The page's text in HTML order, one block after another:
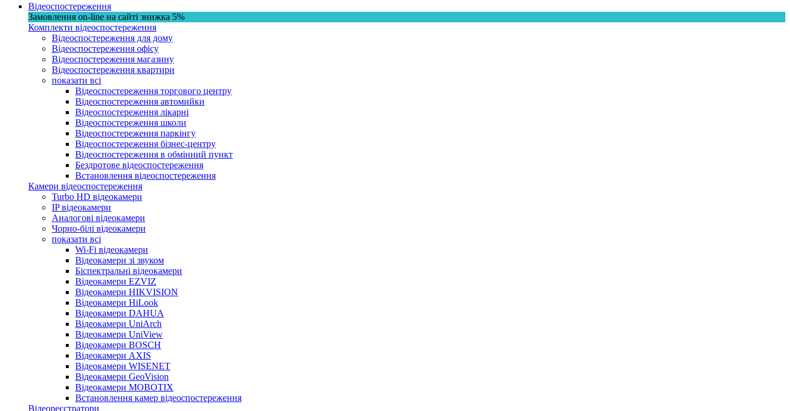
Відеоспостереження
Замовлення on-line на сайті знижка 5%
Комплекти відеоспостереження
Відеоспостереження для дому
Відеоспостереження офісу
Відеоспостереження магазину
Відеоспостереження квартири
показати всі
Відеоспостереження торгового центру
Відеоспостереження автомийки
Відеоспостереження лікарні
Відеоспостереження школи
Відеоспостереження паркінгу
Відеоспостереження бізнес-центру
Відеоспостереження в обмінний пункт
Бездротове відеоспостереження
Встановлення відеоспостереження
Камери відеоспостереження
Turbo HD відеокамери
IP відеокамери
Аналогові відеокамери
Чорно-білі відеокамери
показати всі
Wi-Fi відеокамери
Відеокамери зі звуком
Біспектральні відеокамери
Відеокамери EZVIZ
Відеокамери HIKVISION
Відеокамери HiLook
Відеокамери DAHUA
Відеокамери UniArch
Відеокамери UniView
Відеокамери BOSCH
Відеокамери AXIS
Відеокамери WISENET
Відеокамери GeoVision
Відеокамери MOBOTIX
Встановлення камер відеоспостереження
Відеореєстратори